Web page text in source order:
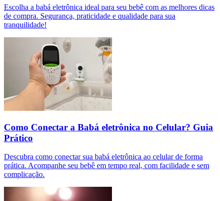
Escolha a babá eletrônica ideal para seu bebê com as melhores dicas
de compra. Segurança, praticidade e qualidade para sua
tranquilidade!
Como Conectar a Babá eletrônica no Celular? Guia
Prático
Descubra como conectar sua babá eletrônica ao celular de forma
prática. Acompanhe seu bebê em tempo real, com facilidade e sem
complicação.